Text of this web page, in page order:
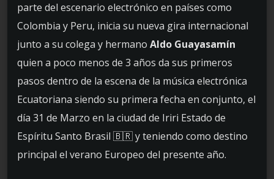
parte del escenario electrónico en países como
Colombia y Peru, inicia su nueva gira internacional
junto a su colega y hermano Aldo Guayasamín
quien a poco menos de 3 años da sus primeros
pasos dentro de la escena de la música electrónica
Ecuatoriana siendo su primera fecha en conjunto, el
día 31 de Marzo en la ciudad de Iriri Estado de
Espíritu Santo Brasil 🇧🇷 y teniendo como destino
principal el verano Europeo del presente año.